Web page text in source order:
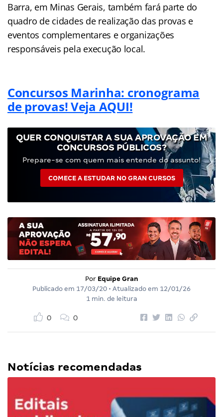
Barra, em Minas Gerais, também fará parte do
quadro de cidades de realização das provas e
eventos complementares e organizações
responsáveis pela execução local.
Concursos Marinha: cronograma
de provas! Veja AQUI!
QUER CONQUISTAR A SUA APROVAÇÃO EM
CONCURSOS PÚBLICOS?
Prepare-se com quem mais entende do assunto!
COMECE A ESTUDAR NO GRAN CURSOS
Por Equipe Gran
Publicado em 17/03/20 • Atualizado em 12/01/26
1 min. de leitura
0 0
Notícias recomendadas